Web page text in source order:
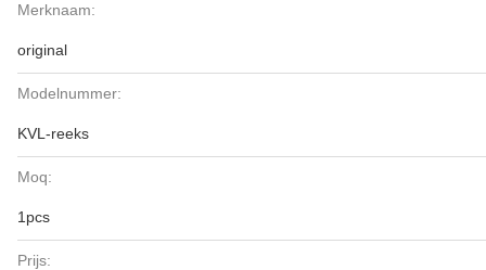
Merknaam:
original
Modelnummer:
KVL-reeks
Moq:
1pcs
Prijs: